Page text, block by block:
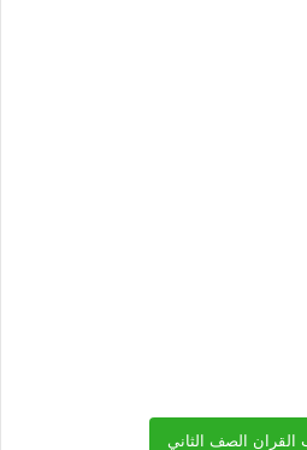
القران الصف الثاني